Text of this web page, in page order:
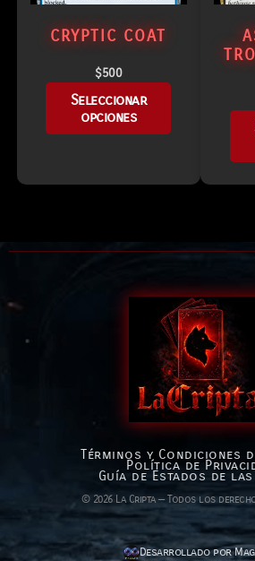
CRYPTIC COAT
$500
Seleccionar
opciones
Términos y Condiciones
Política de
Guía de Estados de
© 2026 La Cripta — Todos los
Desarrollado por